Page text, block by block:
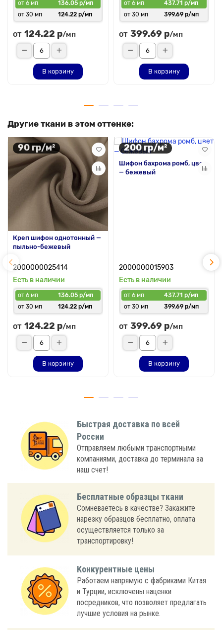
от 6 мп
136.05 р/мп
от 30 мп
124.22 р/мп
от 124.22 р/мп
В корзину
от 6 мп
437.71 р/мп
от 30 мп
399.69 р/мп
от 399.69 р/мп
В корзину
Другие ткани в этом оттенке:
90 гр/м²
Креп шифон однотонный —
пыльно-бежевый
2000000025414
Есть в наличии
от 6 мп
136.05 р/мп
от 30 мп
124.22 р/мп
от 124.22 р/мп
В корзину
200 гр/м²
Шифон бахрома ромб, цвет
— бежевый
2000000015903
Есть в наличии
от 6 мп
437.71 р/мп
от 30 мп
399.69 р/мп
от 399.69 р/мп
В корзину
Быстрая доставка по всей
России
Отправляем любыми транспортными
компаниями, доставка до терминала за
наш счет!
Бесплатные образцы ткани
Сомневаетесь в качестве? Закажите
нарезку образцов бесплатно, оплата
осуществляется только за
транспортировку!
Конкурентные цены
Работаем напрямую с фабриками Китая
и Турции, исключены наценки
посредников, что позволяет предлагать
лучшие условия на рынке.